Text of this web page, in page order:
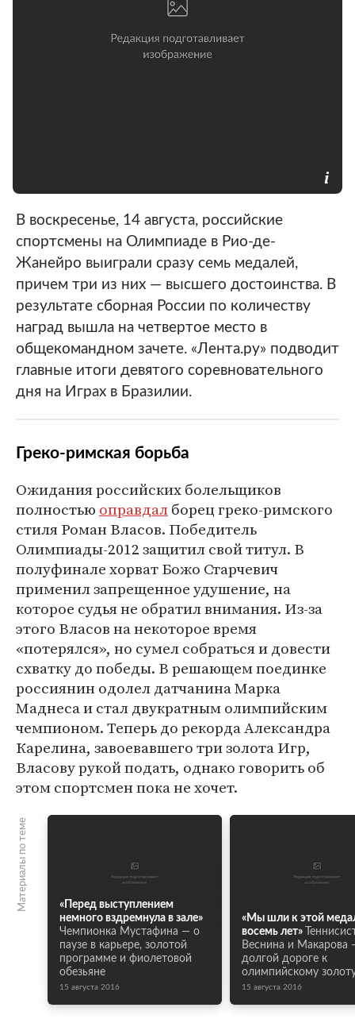
В воскресенье, 14 августа, российские
спортсмены на Олимпиаде в Рио-де-
Жанейро выиграли сразу семь медалей,
причем три из них — высшего достоинства. В
результате сборная России по количеству
наград вышла на четвертое место в
общекомандном зачете. «Лента.ру» подводит
главные итоги девятого соревновательного
дня на Играх в Бразилии.
Греко-римская борьба
Ожидания российских болельщиков
полностью оправдалборец греко-римского
стиля Роман Власов. Победитель
Олимпиады-2012 защитил свой титул. В
полуфинале хорват Божо Старчевич
применил запрещенное удушение, на
которое судья не обратил внимания. Из-за
этого Власов на некоторое время
«потерялся», но сумел собраться и довести
схватку до победы. В решающем поединке
россиянин одолел датчанина Марка
Маднеса и стал двукратным олимпийским
чемпионом. Теперь до рекорда Александра
Карелина, завоевавшего три золота Игр,
Власову рукой подать, однако говорить об
этом спортсмен пока не хочет.
Материалы по теме
«Перед выступлением
немного вздремнула в зале»
Чемпионка Мустафина — о
паузе в карьере, золотой
программе и фиолетовой
обезьяне
15 августа 2016
«Мы шли к этой
восемь лет»
Веснина и Макарова
долгой дороге к
олимпийскому
15 августа 2016